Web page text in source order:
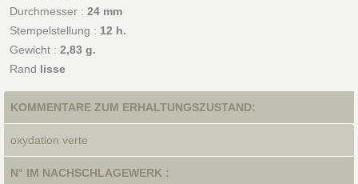
Durchmesser : 24 mm
Stempelstellung : 12 h.
Gewicht : 2,83 g.
Rand lisse
KOMMENTARE ZUM ERHALTUNGSZUSTAND:
oxydation verte
N° IM NACHSCHLAGEWERK :